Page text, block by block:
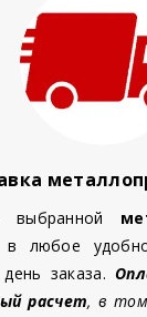
выбранной
в любое
заказа.
расчет, в